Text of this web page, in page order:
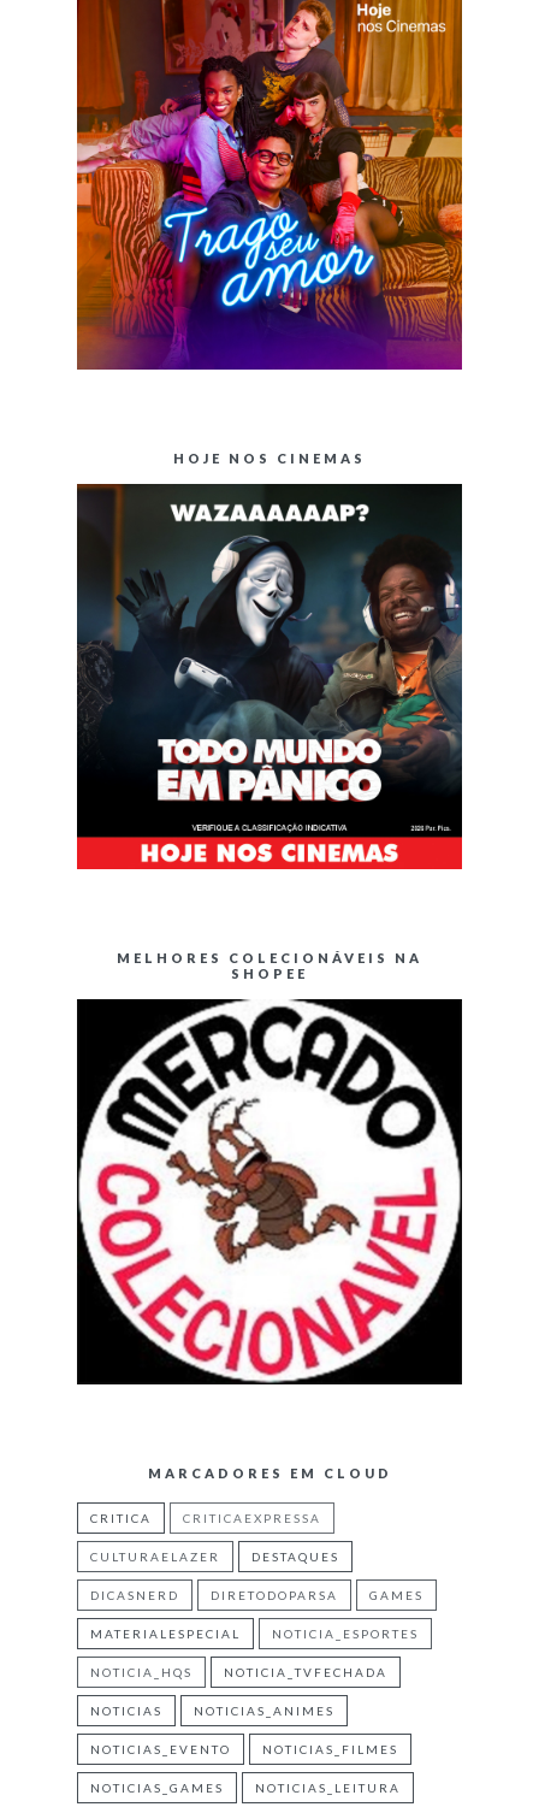
HOJE NOS CINEMAS
MELHORES COLECIONÁVEIS NA
SHOPEE
MARCADORES EM CLOUD
CRITICA CRITICAEXPRESSA
CULTURAELAZER DESTAQUES
DICASNERD DIRETODOPARSA GAMES
MATERIALESPECIAL NOTICIA_ESPORTES
NOTICIA_HQS NOTICIA_TVFECHADA
NOTICIAS NOTICIAS_ANIMES
NOTICIAS_EVENTO NOTICIAS_FILMES
NOTICIAS_GAMES NOTICIAS_LEITURA